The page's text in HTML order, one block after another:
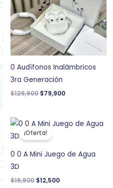
0 Audífonos Inalámbricos
3ra Generación
$129,900 $79,900
¡Oferta!
0 0 A Mini Juego de Agua
3D
$19,900
El
precio
original
$19,900.
$12,500
El
precio
$12,500.